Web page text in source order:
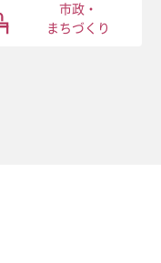
市政・
まちづくり